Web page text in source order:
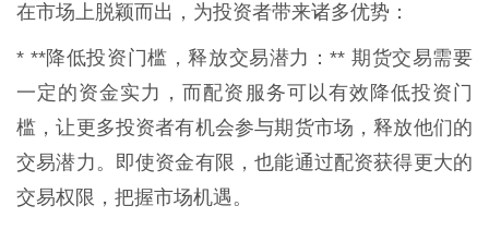
在市场上脱颖而出，为投资者带来诸多优势：
* **降低投资门槛，释放交易潜力：** 期货交易需要
一定的资金实力，而配资服务可以有效降低投资门
槛，让更多投资者有机会参与期货市场，释放他们的
交易潜力。即使资金有限，也能通过配资获得更大的
交易权限，把握市场机遇。